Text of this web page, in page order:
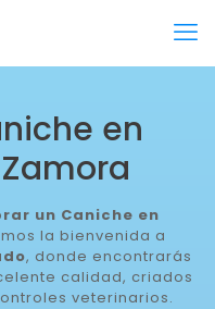
en
un Caniche en
la bienvenida a
, donde encontrarás
calidad, criados
veterinarios.